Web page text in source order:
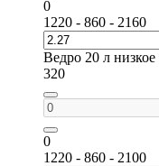
0
1220 - 860 - 2160
Ведро 20 л низкое
320
0
1220 - 860 - 2100